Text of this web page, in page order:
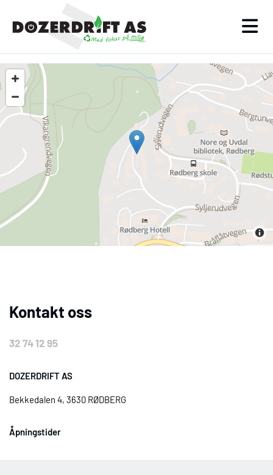
Kontakt oss
32 74 12 95
DOZERDRIFT AS
Bekkedalen 4, 3630 RØDBERG
Åpningstider